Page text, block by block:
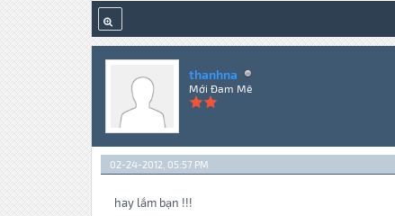
thanhna
Mới Đam Mê
02-24-2012, 05:57 PM
hay lắm bạn !!!